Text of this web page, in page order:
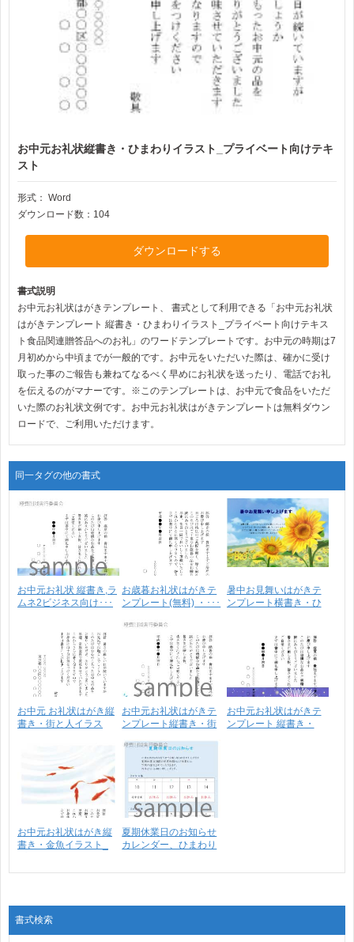
お中元お礼状縦書き・ひまわりイラスト_プライベート向けテキ
スト
形式： Word
ダウンロード数：104
ダウンロードする
書式説明
お中元お礼状はがきテンプレート、 書式として利用できる「お中元お礼状
はがきテンプレート 縦書き・ひまわりイラスト_プライベート向けテキス
ト食品関連贈答品へのお礼」のワードテンプレートです。お中元の時期は7
月初めから中頃までが一般的です。お中元をいただいた際は、確かに受け
取った事のご報告も兼ねてなるべく早めにお礼状を送ったり、電話でお礼
を伝えるのがマナーです。※このテンプレートは、お中元で食品をいただ
いた際のお礼状文例です。お中元お礼状はがきテンプレートは無料ダウン
ロードで、ご利用いただけます。
同一タグの他の書式
お中元お礼状 縦書き,ラ
ムネ2ビジネス向け･･･
お歳暮お礼状はがきテ
ンプレート(無料) ・･･･
暑中お見舞いはがきテ
ンプレート横書き・ひ
お中元 お礼状はがき縦
書き・街と人イラス
お中元お礼状はがきテ
ンプレート縦書き・街
お中元お礼状はがきテ
ンプレート 縦書き・
お中元お礼状はがき縦
書き・金魚イラスト_
夏期休業日のお知らせ
カレンダー、ひまわり
書式検索